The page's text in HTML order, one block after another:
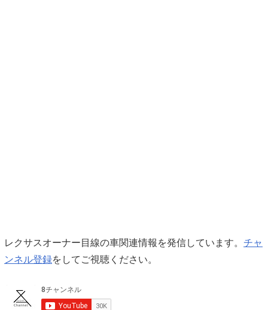
レクサスオーナー目線の車関連情報を発信しています。 チャ
ンネル登録をしてご視聴ください。